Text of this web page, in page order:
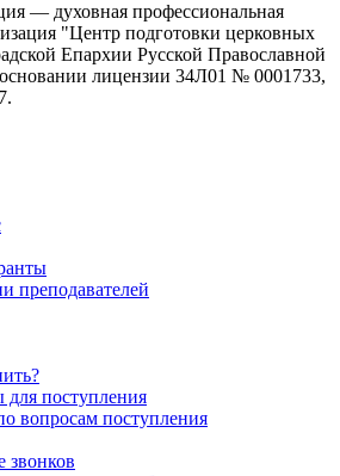
— духовная профессиональная
"Центр подготовки церковных
Eпархии Русской Православной
лицензии 34Л01 № 0001733,
преподавателей
поступления
вопросам поступления
звонков